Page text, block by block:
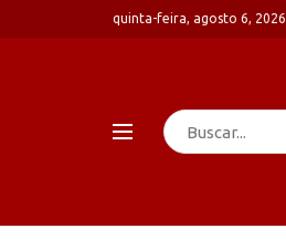
quinta-feira, agosto 6, 2026